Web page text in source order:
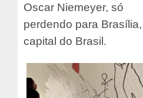
Oscar Niemeyer, só
perdendo para Brasília,
capital do Brasil.